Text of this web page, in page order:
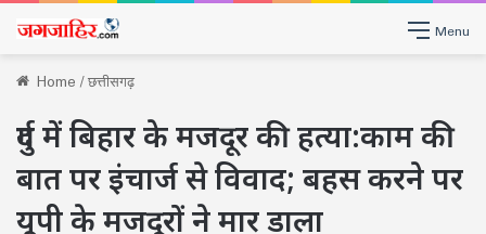
Menu
Home/छत्तीसगढ़
दुर्ग में बिहार के मजदूर की हत्या:काम की
बात पर इंचार्ज से विवाद; बहस करने पर
यूपी के मजदूरों ने मार डाला